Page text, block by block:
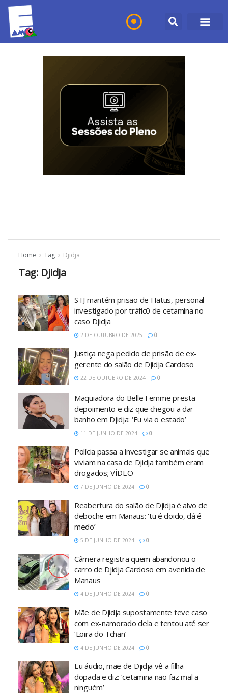
Home Tag Djidja
Tag: Djidja
STJ mantém prisão de Hatus, personal
investigado por tráfic0 de cetamina no
caso Djidja
2 DE OUTUBRO DE 2025 0
Justiça nega pedido de prisão de ex-
gerente do salão de Djidja Cardoso
22 DE OUTUBRO DE 2024 0
Maquiadora do Belle Femme presta
depoimento e diz que chegou a dar
banho em Djidja: ‘Eu via o estado’
11 DE JUNHO DE 2024 0
Polícia passa a investigar se animais que
viviam na casa de Djidja também eram
drogados; VÍDEO
7 DE JUNHO DE 2024 0
Reabertura do salão de Djidja é alvo de
deboche em Manaus: ‘tu é doido, dá é
medo’
5 DE JUNHO DE 2024 0
Câmera registra quem abandonou o
carro de Djidja Cardoso em avenida de
Manaus
4 DE JUNHO DE 2024 0
Mãe de Djidja supostamente teve caso
com ex-namorado dela e tentou até ser
‘Loira do Tchan’
4 DE JUNHO DE 2024 0
Eu áudio, mãe de Djidja vê a filha
dopada e diz: ‘cetamina não faz mal a
ninguém’